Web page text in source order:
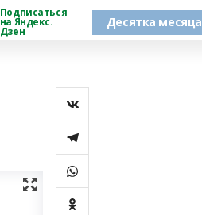
Подписаться
на Яндекс.
Дзен
Десятка месяца